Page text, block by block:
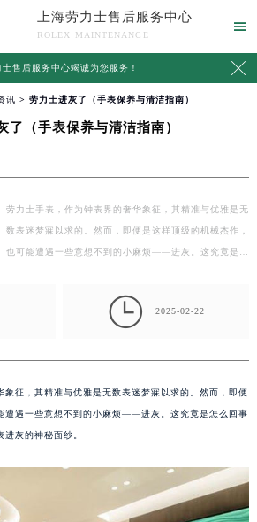
上海劳力士售后服务中心
ROLEX MAINTENANCE

士售后服务中心竭诚为您服务！ 
讯 > 劳力士进灰了（手表保养与清洁指南）
了（手表保养与清洁指南）
劳力士手表，作为钟表界的奢华象征，其精准与优雅是无
数表迷梦寐以求的。然而，即便是这样顶级的机械杰作，
也可能遭遇一些意想不到的小麻烦——进灰。这究竟是
 2025-02-22
象征，其精准与优雅是无数表迷梦寐以求的。然而，即便
遭遇一些意想不到的小麻烦——进灰。这究竟是怎么回事
灰的神秘面纱。